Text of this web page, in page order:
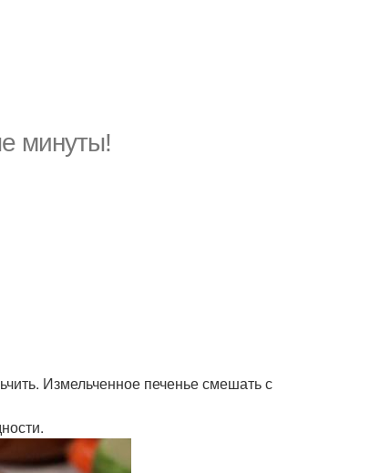
минуты!
Измельченное печенье смешать с